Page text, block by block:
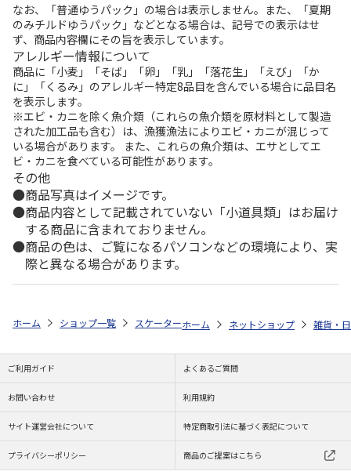
なお、「普通ゆうパック」の場合は表示しません。また、「夏期
のみチルドゆうパック」などとなる場合は、記号での表示はせ
ず、商品内容欄にその旨を表示しています。
アレルギー情報について
商品に「小麦」「そば」「卵」「乳」「落花生」「えび」「か
に」「くるみ」のアレルギー特定8品目を含んでいる場合に品目名
を表示します。
※エビ・カニを除く魚介類（これらの魚介類を原材料として製造
された加工品も含む）は、漁獲漁法によりエビ・カニが混じって
いる場合があります。 また、これらの魚介類は、エサとしてエ
ビ・カニを食べている可能性があります。
その他
商品写真はイメージです。
商品内容として記載されていない「小道具類」はお届け
する商品に含まれておりません。
商品の色は、ご覧になるパソコンなどの環境により、実
際と異なる場合があります。
ホーム ショップ一覧 スケーター ステンレス子供フォーク(ダイカッ
ホーム ネットショップ 雑貨・
ご利用ガイド よくあるご質問
お問い合わせ 利用規約
サイト運営会社について 特定商取引法に基づく表記について
プライバシーポリシー 商品のご提案はこちら